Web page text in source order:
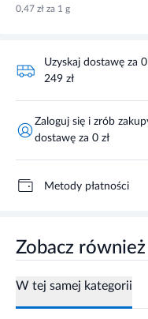
0,47 zł za 1 g
Uzyskaj dostawę za
249 zł
Zaloguj się i zrób
dostawę za 0 zł
Metody płatności
Zobacz również
W tej samej kategorii